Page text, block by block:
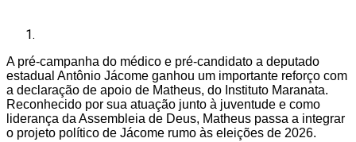
A pré-campanha do médico e pré-candidato a deputado
estadual Antônio Jácome ganhou um importante reforço com
a declaração de apoio de Matheus, do Instituto Maranata.
Reconhecido por sua atuação junto à juventude e como
liderança da Assembleia de Deus, Matheus passa a integrar
o projeto político de Jácome rumo às eleições de 2026.